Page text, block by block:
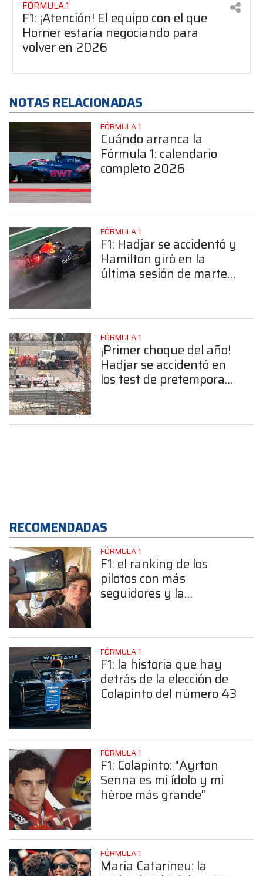
FÓRMULA 1
F1: ¡Atención! El equipo con el que
Horner estaría negociando para
volver en 2026
NOTAS RELACIONADAS
FÓRMULA 1
Cuándo arranca la
Fórmula 1: calendario
completo 2026
FÓRMULA 1
F1: Hadjar se accidentó y
Hamilton giró en la
última sesión de martes
FÓRMULA 1
¡Primer choque del año!
Hadjar se accidentó en
los test de pretemporada
RECOMENDADAS
FÓRMULA 1
F1: el ranking de los
pilotos con más
seguidores y la
FÓRMULA 1
F1: la historia que hay
detrás de la elección de
Colapinto del número 43
FÓRMULA 1
F1: Colapinto: "Ayrton
Senna es mi ídolo y mi
héroe más grande"
FÓRMULA 1
María Catarineu: la